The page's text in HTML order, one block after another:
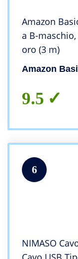
Amazon
a B-
oro (3 m)
Amazon
9.5
6
NIMASO